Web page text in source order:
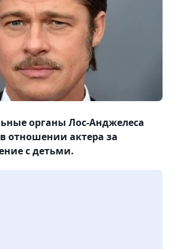
органы Лос-Анджелеса
отношении актера за
с детьми.